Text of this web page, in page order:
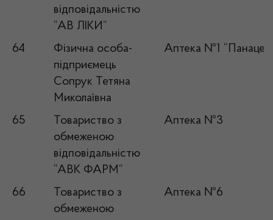
відповідальністю
“АВ ЛІКИ”
64
Фізична особа-
підприємець
Сопрук Тетяна
Миколаївна
Аптека №1
65
Товариство з
обмеженою
відповідальністю
“АВК ФАРМ”
Аптека №3
66
Товариство з
обмеженою
Аптека №6